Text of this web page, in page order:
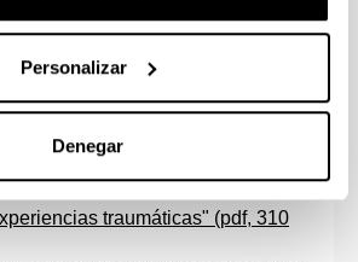
Personalizar
Denegar
animal, justicia interespecie:
la CRIMINOLOGÍA VERDE"
Seminario taller
traumáticas" (pdf, 310